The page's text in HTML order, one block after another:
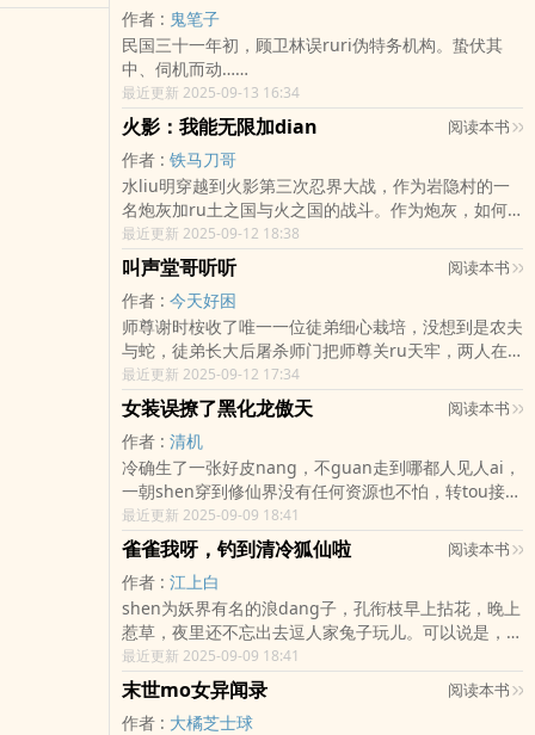
作者 : 鬼笔子
民国三十一年初，顾卫林误ruri伪特务机构。蛰伏其
中、伺机而动……
最近更新 2025-09-13 16:34
火影：我能无限加dian 阅读本书
作者 : 铁马刀哥
水liu明穿越到火影第三次忍界大战，作为岩隐村的一
名炮灰加ru土之国与火之国的战斗。作为炮灰，如何
才能在战斗中活下去，水liu明很惆怅。幸好他有无限
加点系统。ti术弱...
最近更新 2025-09-12 18:38
叫声堂哥听听 阅读本书
作者 : 今天好困
师尊谢时桉收了唯一一位徒弟细心栽培，没想到是农夫
与蛇，徒弟长大后屠杀师门把师尊关ru天牢，两人在
天牢大打出手，两败俱伤后重生到小时候……
最近更新 2025-09-12 17:34
女装误撩了黑化龙傲天 阅读本书
作者 : 清机
冷确生了一张好皮nang，不guan走到哪都人见人ai，
一朝shen穿到修仙界没有任何资源也不怕，转tou接了
个高报酬的简单任务。男扮女装，替想要退婚的大小姐
雇主勾引渣男未婚夫。冷确没多想就拿着钱去了。..
最近更新 2025-09-09 18:41
雀雀我呀，钓到清冷狐仙啦 阅读本书
作者 : 江上白
shen为妖界有名的浪dang子，孔衔枝早上拈花，晚上
惹草，夜里还不忘出去逗人家兔子玩儿。可以说是，万
花丛中过，啥都要沾点。坏心眼的孔雀nie着人家兔兔
的尾ba，折扇一合，笑dao：“小白兔，我助你化形，
你..
最近更新 2025-09-09 18:41
末世mo女异闻录 阅读本书
作者 : 大橘芝士球